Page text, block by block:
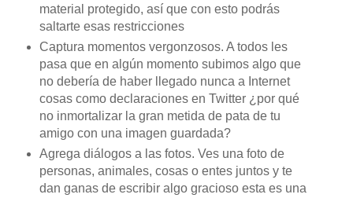
material protegido, así que con esto podrás
saltarte esas restricciones
Captura momentos vergonzosos. A todos les
pasa que en algún momento subimos algo que
no debería de haber llegado nunca a Internet
cosas como declaraciones en Twitter ¿por qué
no inmortalizar la gran metida de pata de tu
amigo con una imagen guardada?
Agrega diálogos a las fotos. Ves una foto de
personas, animales, cosas o entes juntos y te
dan ganas de escribir algo gracioso esta es una